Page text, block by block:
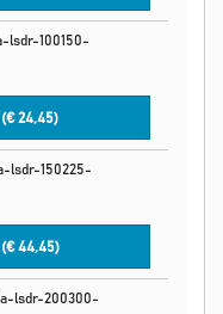
lsdr-100150-
(€24,45)
lsdr-150225-
(€44,45)
lsdr-200300-